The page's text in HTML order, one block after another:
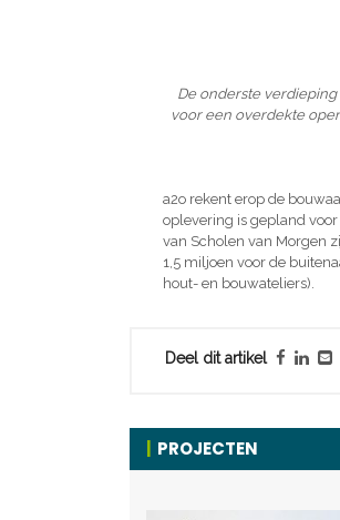
De onderste
voor een overdekte
a2o rekent erop de
oplevering is gepland
van Scholen van Morgen
1,5 miljoen voor de
hout- en bouwateliers).
Deel dit artikel
PROJECTEN